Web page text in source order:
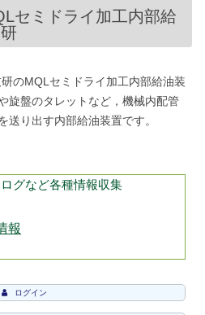
セミドライ加工内部給
のMQLセミドライ加工内部給油装
旋盤のタレットなど，機械内配管
送り出す内部給油装置です。
グなど各種情報収集
報
ログイン